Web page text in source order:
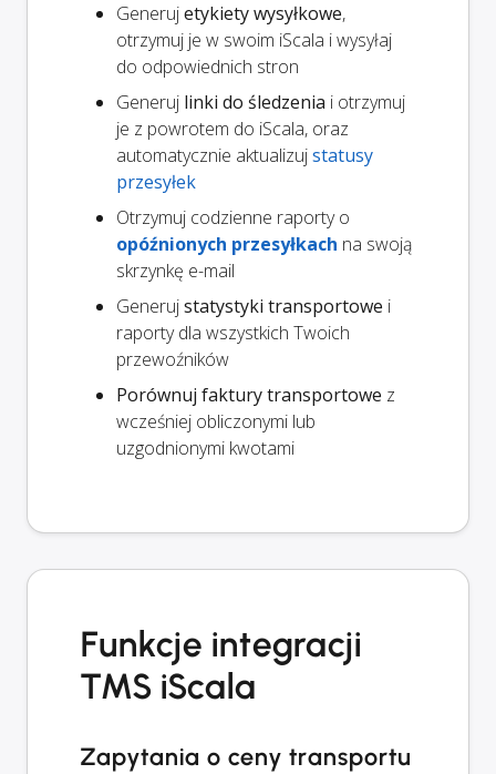
Generujetykiety wysyłkowe,
otrzymuj je w swoim iScala i wysyłaj
do odpowiednich stron
Generuj linki do śledzenia i otrzymuj
je z powrotem do iScala, oraz
automatycznie aktualizujstatusy
przesyłek
Otrzymuj codzienne raporty o
opóźnionych przesyłkach na swoją
skrzynkę e-mail
Generujstatystyki transportowe i
raporty dla wszystkich Twoich
przewoźników
Porównuj faktury transportowe z
wcześniej obliczonymi lub
uzgodnionymi kwotami
Funkcje integracji
TMS iScala
Zapytania o ceny transportu